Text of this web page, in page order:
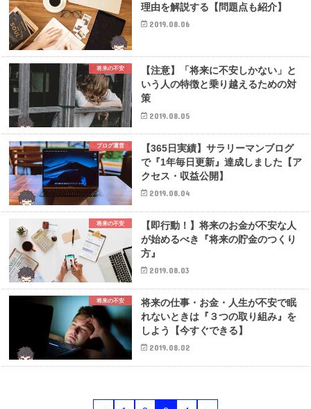
理由を解説する【問題点も紹介】
2019.08.06
将来の不安
【注意】「将来に不安しかない」と
いう人の特徴と乗り越えるための対
策
2019.08.05
ブログ運営
【365日実績】サラリーマンブログ
で『1年毎日更新』達成しました【ア
クセス・収益公開】
2019.08.04
将来の不安
【即行動！】将来のお金が不安な人
が始めるべき『将来の貯金のつくり
方』
2019.08.03
将来の不安
将来の仕事・お金・人生が不安で眠
れないときは『３つの取り組み』を
しよう【今すぐできる】
2019.08.02